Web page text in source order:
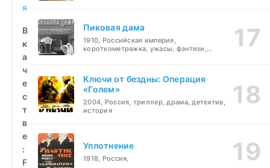
я
В
к
а
ч
е
с
т
в
е
:
F
Пиковая дама
1910, Российская империя,
короткометражка, ужасы, фэнтези,
Ключи от бездны: Операция
«Голем»
2004, Россия, триллер, драма, детектив,
история
Уплотнение
1918, Россия,